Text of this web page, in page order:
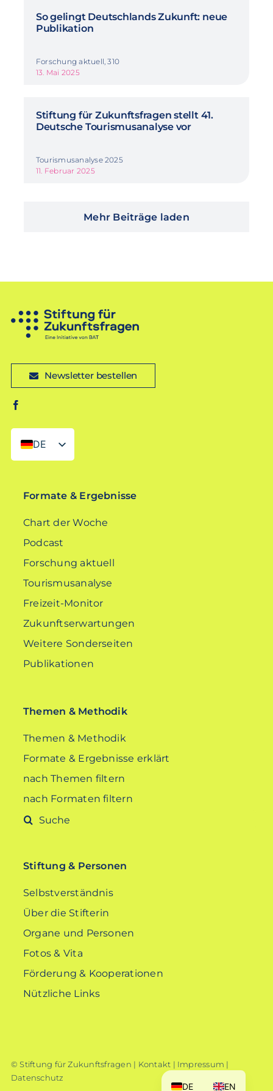
So gelingt Deutschlands Zukunft: neue
Publikation
Forschung aktuell, 310
13. Mai 2025
Stiftung für Zukunftsfragen stellt 41.
Deutsche Tourismusanalyse vor
Tourismusanalyse 2025
11. Februar 2025
Mehr Beiträge laden
Newsletter bestellen
DE
EN
Formate & Ergebnisse
Chart der Woche
Podcast
Forschung aktuell
Tourismusanalyse
Freizeit-Monitor
Zukunftserwartungen
Weitere Sonderseiten
Publikationen
Themen & Methodik
Themen & Methodik
Formate & Ergebnisse erklärt
nach Themen filtern
nach Formaten filtern
Suche
Stiftung & Personen
Selbstverständnis
Über die Stifterin
Organe und Personen
Fotos & Vita
Förderung & Kooperationen
Nützliche Links
© Stiftung für Zukunftsfragen | Kontakt | Impressum |
Datenschutz
DE EN